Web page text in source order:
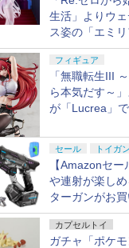
生活」よりウ
ス姿の「エミリ
ケールでフィ
フィギュア
「無職転生III
ら本気だす～
が「Lucrea」
セール トイガン
【Amazonセ
や連射が楽し
ターガンがお
ルド付きセッ
トが登場
カプセルトイ
ガチャ「ポケ